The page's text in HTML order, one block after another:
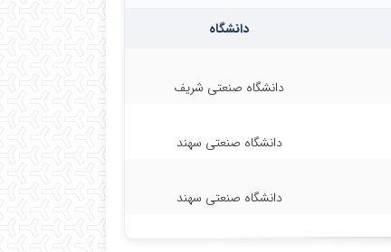
دانشگاه
دانشگاه صنعتی شریف
دانشگاه صنعتی سهند
دانشگاه صنعتی سهند